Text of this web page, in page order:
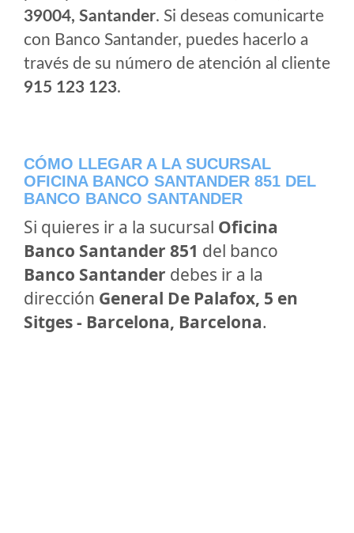
39004, Santander. Si deseas comunicarte
con Banco Santander, puedes hacerlo a
través de su número de atención al cliente
915 123 123.
CÓMO LLEGAR A LA SUCURSAL
OFICINA BANCO SANTANDER 851 DEL
BANCO BANCO SANTANDER
Si quieres ir a la sucursal Oficina
Banco Santander 851 del banco
Banco Santander debes ir a la
dirección General De Palafox, 5 en
Sitges - Barcelona, Barcelona.